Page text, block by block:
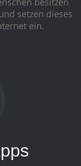
setzen dieses
ein.